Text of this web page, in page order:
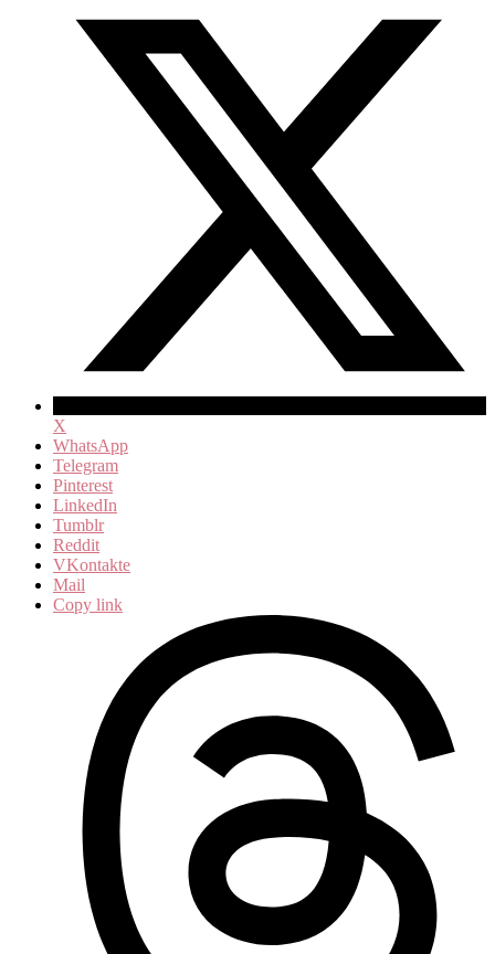
X
WhatsApp
Telegram
Pinterest
LinkedIn
Tumblr
Reddit
VKontakte
Mail
Copy link